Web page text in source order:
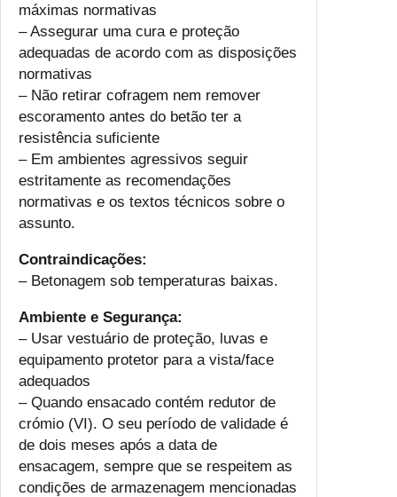
máximas normativas
– Assegurar uma cura e proteção
adequadas de acordo com as disposições
normativas
– Não retirar cofragem nem remover
escoramento antes do betão ter a
resistência suficiente
– Em ambientes agressivos seguir
estritamente as recomendações
normativas e os textos técnicos sobre o
assunto.
Contraindicações:
– Betonagem sob temperaturas baixas.
Ambiente e Segurança:
– Usar vestuário de proteção, luvas e
equipamento protetor para a vista/face
adequados
– Quando ensacado contém redutor de
crómio (VI). O seu período de validade é
de dois meses após a data de
ensacagem, sempre que se respeitem as
condições de armazenagem mencionadas